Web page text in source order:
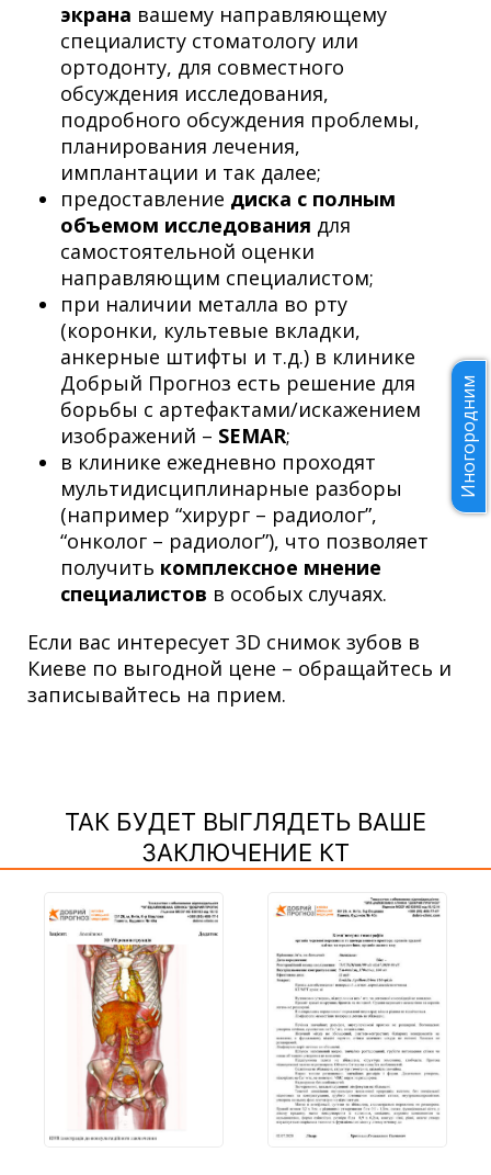
экрана вашему направляющему
специалисту стоматологу или
ортодонту, для совместного
обсуждения исследования,
подробного обсуждения проблемы,
планирования лечения,
имплантации и так далее;
предоставление диска с полным
объемом исследования для
самостоятельной оценки
направляющим специалистом;
при наличии металла во рту
(коронки, культевые вкладки,
анкерные штифты и т.д.) в клинике
Добрый Прогноз есть решение для
борьбы с артефактами/искажением
изображений – SEMAR;
в клинике ежедневно проходят
мультидисциплинарные разборы
(например “хирург – радиолог”,
“онколог – радиолог”), что позволяет
получить комплексное мнение
специалистов в особых случаях.
Если вас интересует 3D снимок зубов в
Киеве по выгодной цене – обращайтесь и
записывайтесь на прием.
ТАК БУДЕТ ВЫГЛЯДЕТЬ ВАШЕ
ЗАКЛЮЧЕНИЕ КТ
Иногородним